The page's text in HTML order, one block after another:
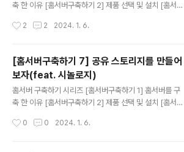
축 한 이유 [홈서버구축하기 2] 제품 선택 및 설치 [홈서버
고 DDNS [홈서버구축하기 4] 클라우드플레어를 활용하
서버구축하기 6] Docker 및 Docker Swarm 설정하기
[홈서버구축하기 7] 공유 스토리지를 만들어보자(feat. 시
놀로지) [홈서버구축하기 8] 완성된 내 홈서버 네트워크 구
성도 및 홈서버 배치 모습 그리고 총 비용 이렇게 홈서버 구
치 모습, 그리고 완성된 VPN 네트워크 구성도를 작성..
2 2 2024. 1. 6.
[홈서버구축하기 7] 공유 스토리지를 만들어
보자(feat. 시놀로지)
홈서버 구축하기 시리즈 [홈서버구축하기 1] 홈서버를 구
축 한 이유 [홈서버구축하기 2] 제품 선택 및 설치 [홈서버
고 DDNS [홈서버구축하기 4] 클라우드플레어를 활용하
0 0 2024. 1. 6.